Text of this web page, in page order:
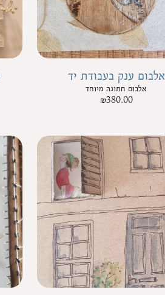
אלבום ענק בעבודת יד
אלבום חתונה מיוחד
₪380.00